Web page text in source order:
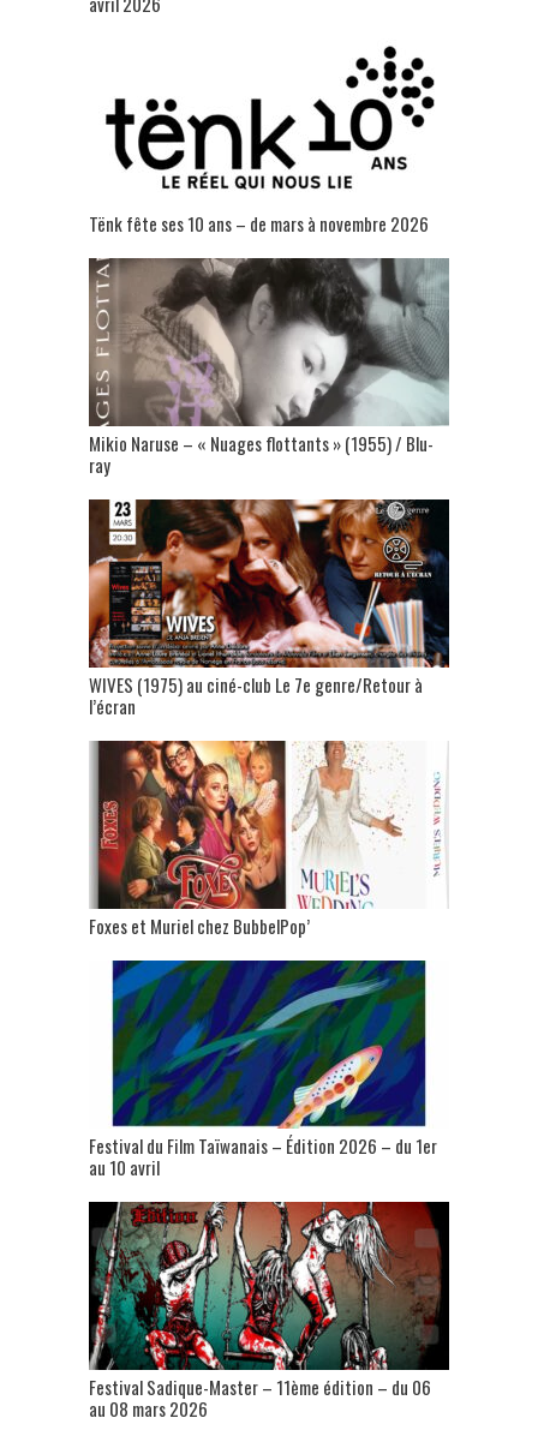
Tënk fête ses 10 ans – de mars à novembre 2026
Mikio Naruse – « Nuages flottants » (1955) / Blu-
ray
WIVES (1975) au ciné-club Le 7e genre/Retour à
l’écran
Foxes et Muriel chez BubbelPop’
Festival du Film Taïwanais – Édition 2026 – du 1er
au 10 avril
Festival Sadique-Master – 11ème édition – du 06
au 08 mars 2026